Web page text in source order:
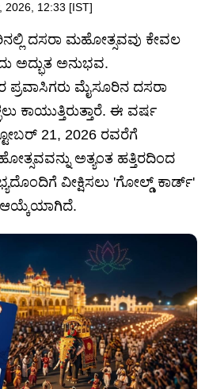
2026, 12:33 [IST]
ದಸರಾ ಮಹೋತ್ಸವವು ಕೇವಲ
ಅದ್ಭುತ ಅನುಭವ.
ಪ್ರವಾಸಿಗರು ಮೈಸೂರಿನ ದಸರಾ
ಕಾಯುತ್ತಿರುತ್ತಾರೆ. ಈ ವರ್ಷ
21, 2026 ರವರೆಗೆ
ಅತ್ಯಂತ ಹತ್ತಿರದಿಂದ
ವೀಕ್ಷಿಸಲು 'ಗೋಲ್ಡ್ ಕಾರ್ಡ್'
ಆಯ್ಕೆಯಾಗಿದೆ.